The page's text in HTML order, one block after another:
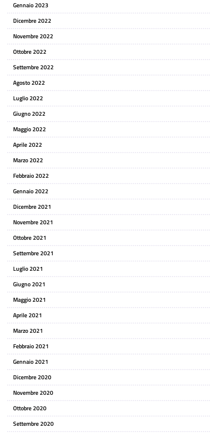
Gennaio 2023
Dicembre 2022
Novembre 2022
Ottobre 2022
Settembre 2022
Agosto 2022
Luglio 2022
Giugno 2022
Maggio 2022
Aprile 2022
Marzo 2022
Febbraio 2022
Gennaio 2022
Dicembre 2021
Novembre 2021
Ottobre 2021
Settembre 2021
Luglio 2021
Giugno 2021
Maggio 2021
Aprile 2021
Marzo 2021
Febbraio 2021
Gennaio 2021
Dicembre 2020
Novembre 2020
Ottobre 2020
Settembre 2020